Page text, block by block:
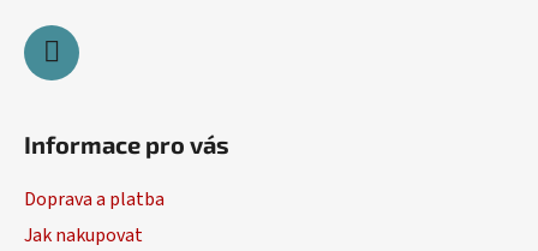
Informace pro vás
Doprava a platba
Jak nakupovat